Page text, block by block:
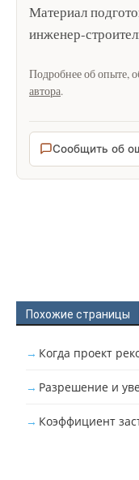
Материал
инженер-
Подробнее об опыте,
автора.
Сообщить об
Похожие страницы
Когда проект
Разрешение и
Коэффициент